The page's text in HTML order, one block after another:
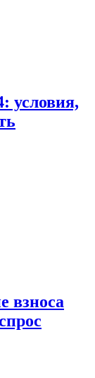
условия,
взноса